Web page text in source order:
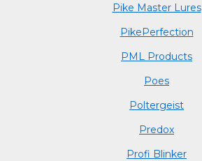
Pike Master Lures
PikePerfection
PML Products
Poes
Poltergeist
Predox
Profi Blinker